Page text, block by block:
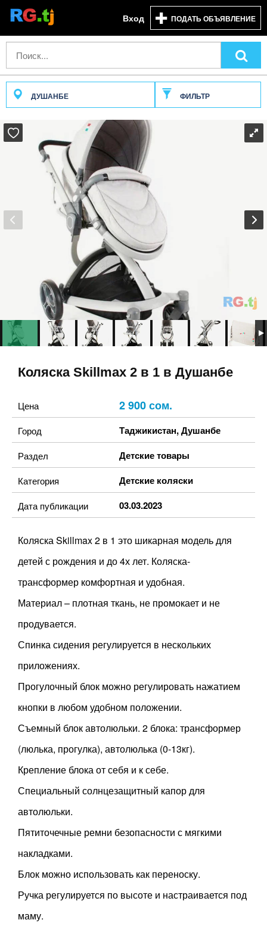
Вход ПОДАТЬ ОБЪЯВЛЕНИЕ
ДУШАНБЕ ФИЛЬТР
Коляска Skillmax 2 в 1 в Душанбе
Цена 2 900 сом.
Город Таджикистан,Душанбе
Раздел Детские товары
Категория Детские коляски
Дата публикации 03.03.2023
Коляска Skillmax 2 в 1 это шикарная модель для
детей с рождения и до 4х лет. Коляска-
трансформер комфортная и удобная.
Материал – плотная ткань, не промокает и не
продувается.
Спинка сидения регулируется в нескольких
приложениях.
Прогулочный блок можно регулировать нажатием
кнопки в любом удобном положении.
Съемный блок автолюльки. 2 блока: трансформер
(люлька, прогулка), автолюлька (0-13кг).
Крепление блока от себя и к себе.
Специальный солнцезащитный капор для
автолюльки.
Пятиточечные ремни безопасности с мягкими
накладками.
Блок можно использовать как переноску.
Ручка регулируется по высоте и настраивается под
маму.